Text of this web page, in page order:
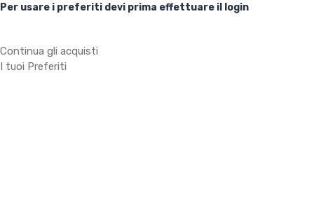
Per usare i preferiti devi prima effettuare il login
Continua gli acquisti
I tuoi Preferiti